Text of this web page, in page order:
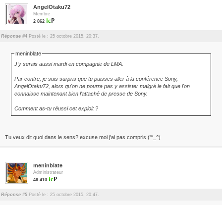
AngelOtaku72
Membre
2 862
Réponse #4 Posté le : 25 octobre 2015, 20:37.
meninblate
J'y serais aussi mardi en compagnie de LMA.
Par contre, je suis surpris que tu puisses aller à la conférence Sony,
AngelOtaku72, alors qu'on ne pourra pas y assister malgré le fait que l'on
connaisse maintenant bien l'attaché de presse de Sony.
Comment as-tu réussi cet exploit ?
Tu veux dit quoi dans le sens? excuse moi j'ai pas compris ('^_^)
meninblate
Administrateur
46 410
Réponse #5 Posté le : 25 octobre 2015, 20:47.